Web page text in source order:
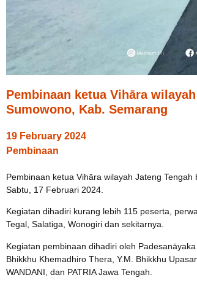
Pembinaan ketua Vihāra
Sumowono, Kab. Semarang
19 February 2024
Pembinaan
Pembinaan ketua Vihāra wilayah Jateng
Sabtu, 17 Februari 2024.
Kegiatan dihadiri kurang lebih 115 peserta,
Tegal, Salatiga, Wonogiri dan sekitarnya.
Kegiatan pembinaan dihadiri oleh
Bhikkhu Khemadhiro Thera, Y.M. Bhikkhu
WANDANI, dan PATRIA Jawa Tengah.